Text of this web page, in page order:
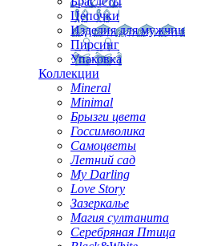
Цепочки
Изделия для мужчин
Пирсинг
Упаковка
Коллекции
Mineral
Minimal
Брызги цвета
Госсимволика
Самоцветы
Летний сад
My Darling
Love Story
Зазеркалье
Магия султанита
Серебряная Птица